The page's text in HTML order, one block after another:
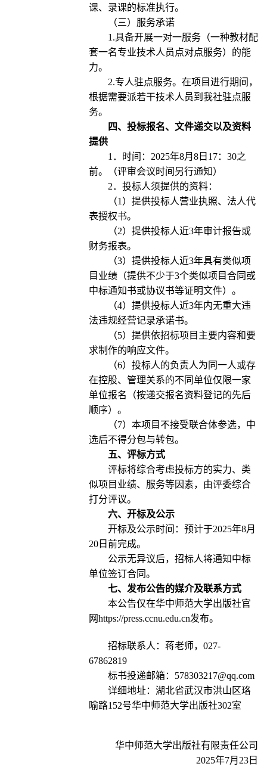
课、录课的标准执行。
（三）服务承诺
1.具备开展一对一服务（一种教材配
套一名专业技术人员点对点服务）的能
力。
2.专人驻点服务。在项目进行期间，
根据需要派若干技术人员到我社驻点服
务。
四、投标报名、文件递交以及资料
提供
1．时间：2025年8月8日17：30之
前。（评审会议时间另行通知）
2．投标人须提供的资料：
（1）提供投标人营业执照、法人代
表授权书。
（2）提供投标人近3年审计报告或
财务报表。
（3）提供投标人近3年具有类似项
目业绩（提供不少于3个类似项目合同或
中标通知书或协议书等证明文件）。
（4）提供投标人近3年内无重大违
法违规经营记录承诺书。
（5）提供依招标项目主要内容和要
求制作的响应文件。
（6）投标人的负责人为同一人或存
在控股、管理关系的不同单位仅限一家
单位报名（按递交报名资料登记的先后
顺序）。
（7）本项目不接受联合体参选，中
选后不得分包与转包。
五、评标方式
评标将综合考虑投标方的实力、类
似项目业绩、服务等因素，由评委综合
打分评议。
六、开标及公示
开标及公示时间：预计于2025年8月
20日前完成。
公示无异议后，招标人将通知中标
单位签订合同。
七、发布公告的媒介及联系方式
本公告仅在华中师范大学出版社官
网https://press.ccnu.edu.cn发布。
招标联系人：蒋老师，027-
67862819
标书投递邮箱：578303217@qq.com
详细地址：湖北省武汉市洪山区珞
喻路152号华中师范大学出版社302室
华中师范大学出版社有限责任公司
2025年7月23 日